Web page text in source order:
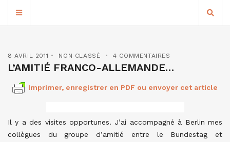
8 AVRIL 2011 NON CLASSÉ 4 COMMENTAIRES
L’AMITIÉ FRANCO-ALLEMANDE…
Imprimer, enregistrer en PDF ou envoyer cet article
Il y a des visites opportunes. J’ai accompagné à Berlin mes
collègues du groupe d’amitié entre le Bundestag et